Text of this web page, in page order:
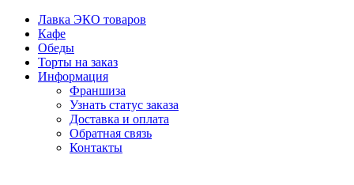
Лавка ЭКО товаров
Кафе
Обеды
Торты на заказ
Информация
Франшиза
Узнать статус заказа
Доставка и оплата
Обратная связь
Контакты